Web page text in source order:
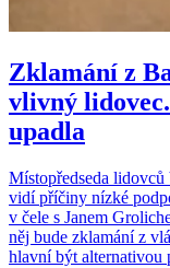
Zklamání z
vlivný
upadla
Místopředseda
vidí příčiny nízké
v čele s Janem
něj bude zklamání z
hlavní být alternativou